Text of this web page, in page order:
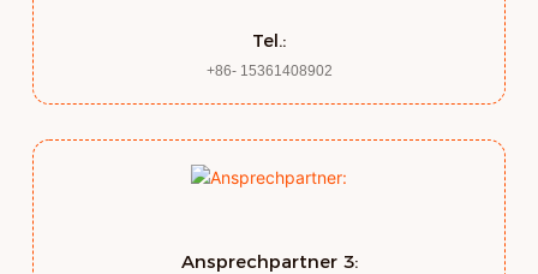
Tel.:
+86- 15361408902
Ansprechpartner 3: